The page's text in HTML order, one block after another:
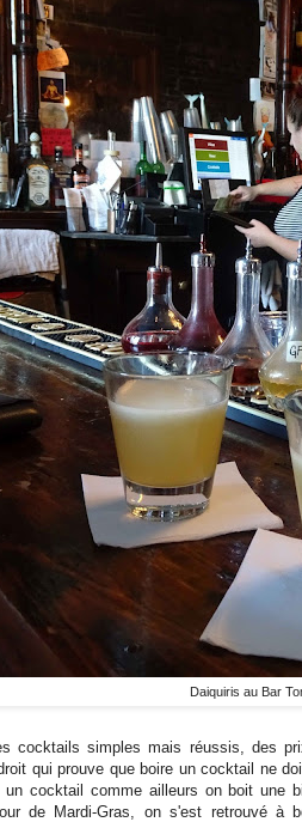
Daiquiris au Bar
cocktails simples mais réussis, des
qui prouve que boire un cocktail ne
un cocktail comme ailleurs on boit une
de Mardi-Gras, on s'est retrouvé à